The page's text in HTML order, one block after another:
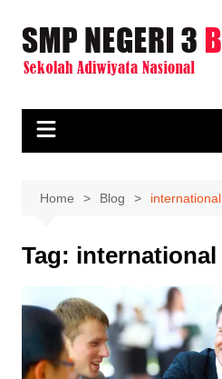
content
Home Blog international
Tag: international